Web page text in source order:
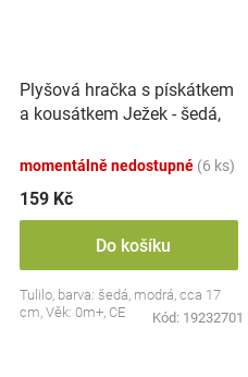
Plyšová hračka s pískátkem
a kousátkem Ježek - šedá,
momentálně nedostupné (6 ks)
159 Kč
Do košíku
Tulilo, barva: šedá, modrá, cca 17
cm, Věk: 0m+, CE
Kód: 19232701